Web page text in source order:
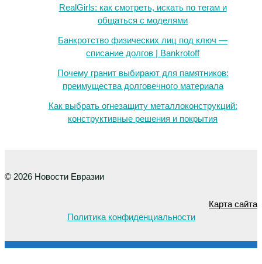
RealGirls: как смотреть, искать по тегам и
общаться с моделями
Банкротство физических лиц под ключ —
списание долгов | Bankrotoff
Почему гранит выбирают для памятников:
преимущества долговечного материала
Как выбрать огнезащиту металлоконструкций:
конструктивные решения и покрытия
© 2026 Новости Евразии
Карта сайта
Политика конфиденциальности